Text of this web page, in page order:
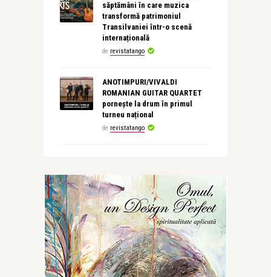
săptămâni în care muzica
transformă patrimoniul
Transilvaniei într-o scenă
internațională
de revistatango
ANOTIMPURI/VIVALDI
ROMANIAN GUITAR QUARTET
pornește la drum în primul
turneu național
de revistatango